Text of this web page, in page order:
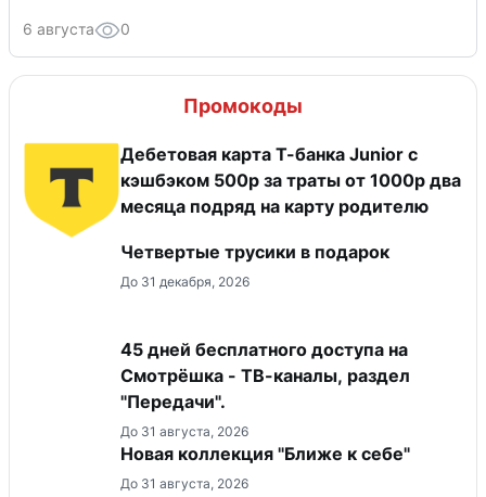
6 августа 0
Промокоды
Дебетовая карта Т-банка Junior с
кэшбэком 500р за траты от 1000р два
месяца подряд на карту родителю
Четвертые трусики в подарок
До 31 декабря, 2026
45 дней бесплатного доступа на
Смотрёшка - ТВ-каналы, раздел
"Передачи".
До 31 августа, 2026
Новая коллекция "Ближе к себе"
До 31 августа, 2026